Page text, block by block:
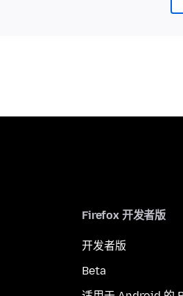
Firefox 开发者版
开发者版
Beta